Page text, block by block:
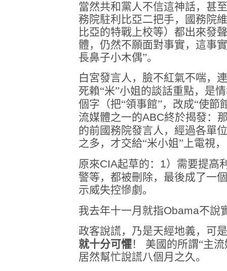
當然共和黨人不信這神話，甚
務院駐利比亞二把手，國務院
比亞的特戰上校等）都出來發
體，仍然不願面對事實，這事
長鼻子小木偶”。
白宮發言人，臉不紅氣不喘，
死賴“米”小姐的談話重點，是
個字（把“領事館”，改成“使節
流媒體之一的ABC終於揭發：
的前國務院發言人，經過各單
之多，才交給“米小姐”上電視
原來CIA起草的： 1）需要提高
警等，都被刪除，最後成了一
示威失控慘劇。
我去年十一月就指Obama不說
政客說謊，乃是天經地義，可
就十分可懼！
美國的所謂“主
居然幫忙說謊八個月之久。